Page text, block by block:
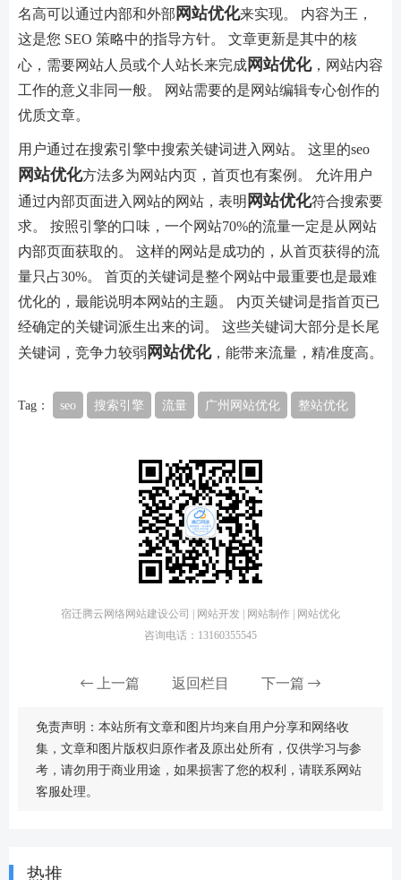
名高可以通过内部和外部 网站优化来实现。 内容为王，
这是您 SEO 策略中的指导方针。 文章更新是其中的核
心，需要网站人员或个人站长来完成网站优化，网站内容
工作的意义非同一般。 网站需要的是网站编辑专心创作的
优质文章。
用户通过在搜索引擎中搜索关键词进入网站。 这里的seo
网站优化方法多为网站内页，首页也有案例。 允许用户
通过内部页面进入网站的网站，表明 网站优化符合搜索要
求。 按照引擎的口味，一个网站70%的流量一定是从网站
内部页面获取的。 这样的网站是成功的，从首页获得的流
量只占30%。 首页的关键词是整个网站中最重要也是最难
优化的，最能说明本网站的主题。 内页关键词是指首页已
经确定的关键词派生出来的词。 这些关键词大部分是长尾
关键词，竞争力较弱 网站优化，能带来流量，精准度高。
Tag： seo 搜索引擎 流量 广州网站优化 整站优化
宿迁腾云网络网站建设公司 | 网站开发 | 网站制作 | 网站优化
咨询电话：13160355545
上一篇 返回栏目 下一篇
免责声明：本站所有文章和图片均来自用户分享和网络收
集，文章和图片版权归原作者及原出处所有，仅供学习与参
考，请勿用于商业用途，如果损害了您的权利，请联系网站
客服处理。
热推